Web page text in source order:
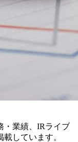
・業績、IRライブ
しています。